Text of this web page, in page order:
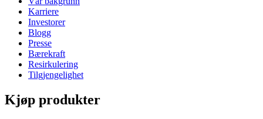
Karriere
Investorer
Blogg
Presse
Bærekraft
Resirkulering
Tilgjengelighet
Kjøp produkter